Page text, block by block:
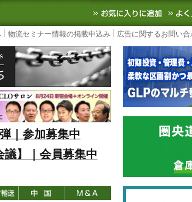
ースサイト
3PL, SCMなど国内外の最新の物流ニュお
物流セミナー情報の掲載申込み 広告に関するお問い
｜参加募集中
】｜会員募集中